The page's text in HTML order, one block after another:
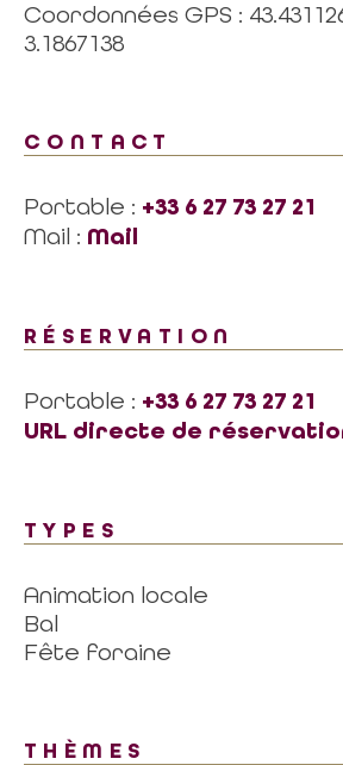
Coordonnées GPS :
3.1867138
CONTACT
Portable : +33 6 27 73 27 21
Mail : Mail
RÉSERVATION
Portable : +33 6 27 73 27 21
URL directe de
TYPES
Animation locale
Bal
Fête foraine
THÈMES